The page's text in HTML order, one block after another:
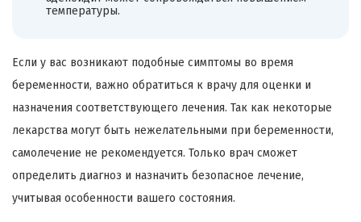
температуры.
Если у вас возникают подобные симптомы во время
беременности, важно обратиться к врачу для оценки и
назначения соответствующего лечения. Так как некоторые
лекарства могут быть нежелательными при беременности,
самолечение не рекомендуется. Только врач сможет
определить диагноз и назначить безопасное лечение,
учитывая особенности вашего состояния.